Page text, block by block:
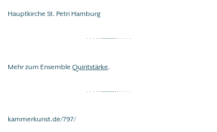
Hauptkirche St. Petri Hamburg
Mehr zum Ensemble Quintstärke.
kammerkunst.de/797/